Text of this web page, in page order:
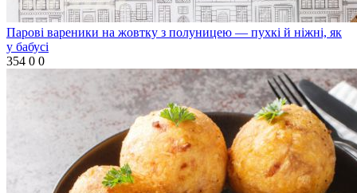
Парові вареники на жовтку з полуницею — пухкі й ніжні, як
у бабусі
354 0 0